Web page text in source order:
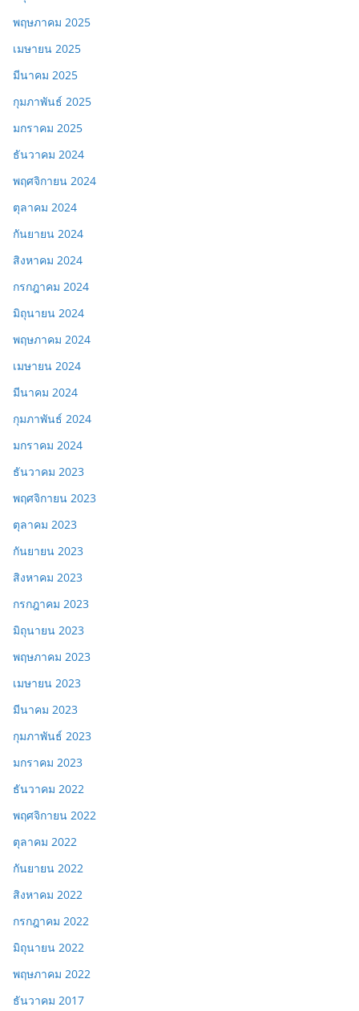
พฤษภาคม 2025
เมษายน 2025
มีนาคม 2025
กุมภาพันธ์ 2025
มกราคม 2025
ธันวาคม 2024
พฤศจิกายน 2024
ตุลาคม 2024
กันยายน 2024
สิงหาคม 2024
กรกฎาคม 2024
มิถุนายน 2024
พฤษภาคม 2024
เมษายน 2024
มีนาคม 2024
กุมภาพันธ์ 2024
มกราคม 2024
ธันวาคม 2023
พฤศจิกายน 2023
ตุลาคม 2023
กันยายน 2023
สิงหาคม 2023
กรกฎาคม 2023
มิถุนายน 2023
พฤษภาคม 2023
เมษายน 2023
มีนาคม 2023
กุมภาพันธ์ 2023
มกราคม 2023
ธันวาคม 2022
พฤศจิกายน 2022
ตุลาคม 2022
กันยายน 2022
สิงหาคม 2022
กรกฎาคม 2022
มิถุนายน 2022
พฤษภาคม 2022
ธันวาคม 2017